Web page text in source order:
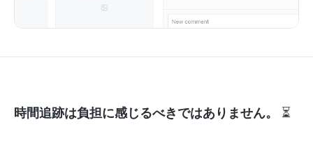
時間追跡は負担に感じるべきではありません。 ⏳